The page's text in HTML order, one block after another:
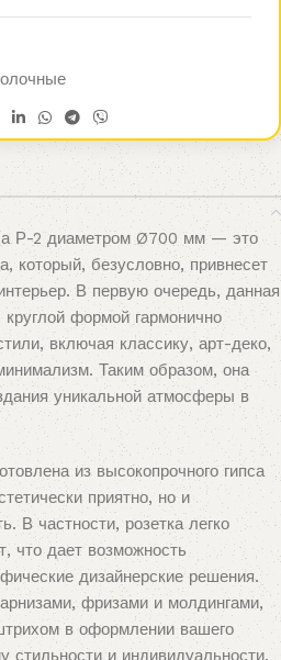
Р-2 диаметром Ø700 мм — это
который, безусловно, привнесет
В первую очередь, данная
формой гармонично
включая классику, арт-деко,
Таким образом, она
уникальной атмосферы в
из высокопрочного гипса
приятно, но и
В частности, розетка легко
что дает возможность
дизайнерские решения.
фризами и молдингами,
в оформлении вашего
стильности и индивидуальности.